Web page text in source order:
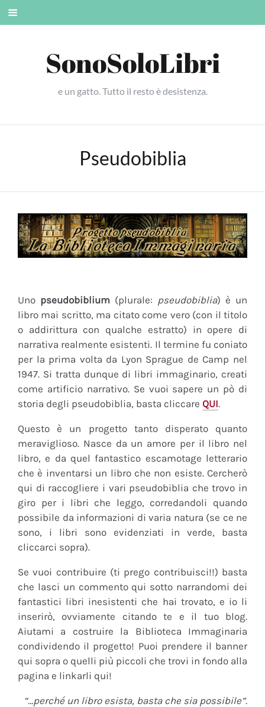
Skip
SonoSoloLibri
e un gatto. Tutto il resto è desistenza.
Pseudobiblia
Uno pseudobiblium (plurale: pseudobiblia) è un
libro mai scritto, ma citato come vero (con il titolo
o addirittura con qualche estratto) in opere di
narrativa realmente esistenti. Il termine fu coniato
per la prima volta da Lyon Sprague de Camp nel
1947. Si tratta dunque di libri immaginario, creati
come artificio narrativo. Se vuoi sapere un pò di
storia degli pseudobiblia, basta cliccare QUI.
Questo è un progetto tanto disperato quanto
meraviglioso. Nasce da un amore per il libro nel
libro, e da quel fantastico escamotage letterario
che è inventarsi un libro che non esiste. Cercherò
qui di raccogliere i vari pseudobiblia che trovo in
giro per i libri che leggo, corredandoli quando
possibile da informazioni di varia natura (se ce ne
sono, i libri sono evidenziati in verde, basta
cliccarci sopra).
Se vuoi contribuire (ti prego contribuisci!!) basta
che lasci un commento qui sotto narrandomi dei
fantastici libri inesistenti che hai trovato, e io li
inserirò, ovviamente citando te e il tuo blog.
Aiutami a costruire la Biblioteca Immaginaria
condividendo il progetto! Puoi prendere il banner
qui sopra o quelli più piccoli che trovi in fondo alla
pagina e linkarli qui!
“…perché un libro esista, basta che sia possibile”.